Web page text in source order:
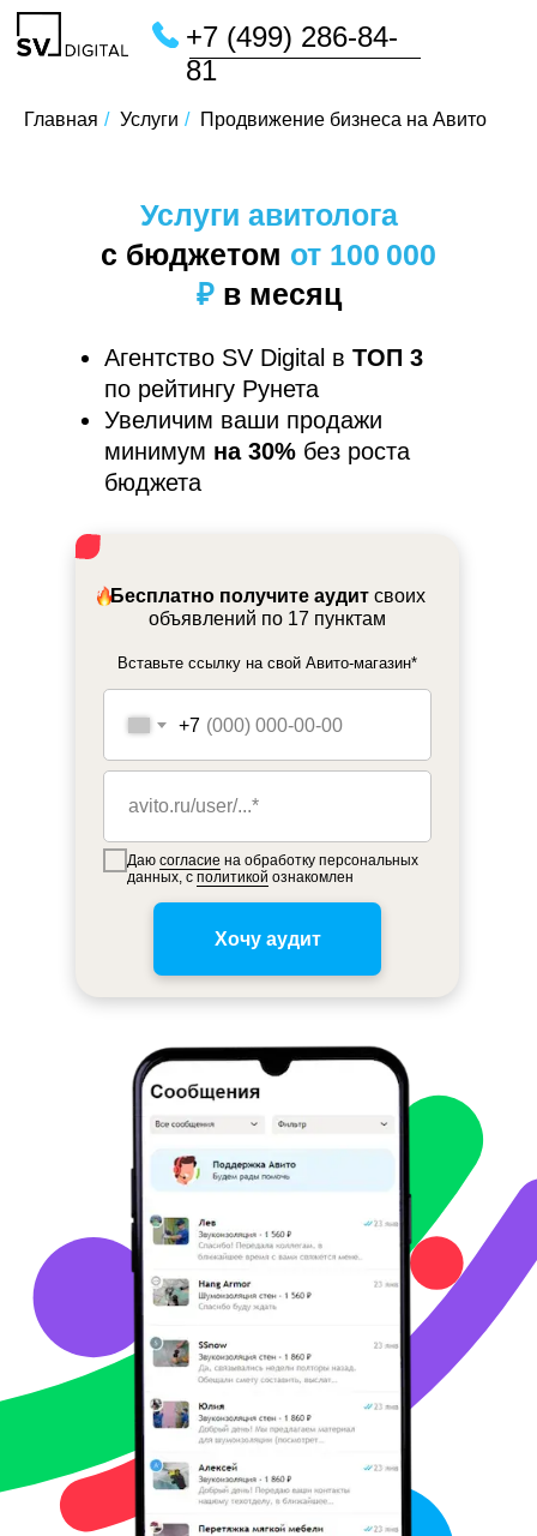
+7 (499) 286-84-
Главная / Услуги / Продвижение бизнеса на Авито
Агентство SV Digital в ТОП 3
по рейтингу Рунета
Увеличим ваши продажи
минимум на 30% без роста
бюджета
Вставьте ссылку на свой Авито-магазин*
Бесплатно получите аудитсвоих
объявлений по 17 пунктам
Хочу аудит
+7
Даю согласие на обработку персональных
данных, с политикой ознакомлен
Услуги авитолога
с бюджетом от 100 000
₽в месяц